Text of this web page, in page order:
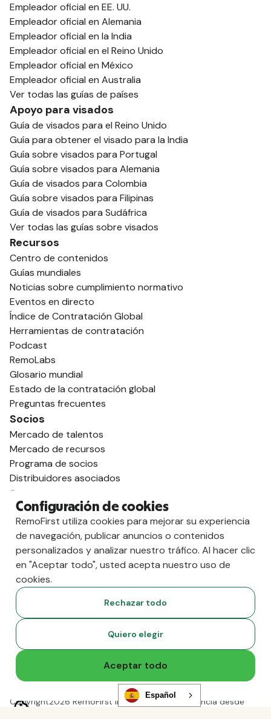
Empleador oficial en EE. UU.
Empleador oficial en Alemania
Empleador oficial en la India
Empleador oficial en el Reino Unido
Empleador oficial en México
Empleador oficial en Australia
Ver todas las guías de países
Apoyo para visados
Guía de visados para el Reino Unido
Guía para obtener el visado para la India
Guía sobre visados para Portugal
Guía sobre visados para Alemania
Guía de visados para Colombia
Guía sobre visados para Filipinas
Guía de visados para Sudáfrica
Ver todas las guías sobre visados
Recursos
Centro de contenidos
Guías mundiales
Noticias sobre cumplimiento normativo
Eventos en directo
Índice de Contratación Global
Herramientas de contratación
Podcast
RemoLabs
Glosario mundial
Estado de la contratación global
Preguntas frecuentes
Socios
Mercado de talentos
Mercado de recursos
Programa de socios
Distribuidores asociados
Compara
contra Deel
vs. Remoto
vs. Ostra
vs. Multiplicador
Copyright2026 RemoFirst Inc. Creado 💚 a distancia desde
Configuración de cookies
RemoFirst utiliza cookies para mejorar su experiencia
de navegación, publicar anuncios o contenidos
personalizados y analizar nuestro tráfico. Al hacer clic
en "Aceptar todo", usted acepta nuestro uso de
cookies.
Rechazar todo
Quiero elegir
Aceptar todo
Español